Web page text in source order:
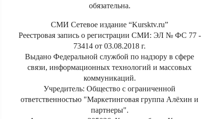
обязательна.
СМИ Сетевое издание “Kursktv.ru”
Реестровая запись о регистрации СМИ: ЭЛ № ФС 77 -
73414 от 03.08.2018 г.
Выдано Федеральной службой по надзору в сфере
связи, информационных технологий и массовых
коммуникаций.
Учредитель: Общество с ограниченной
ответственностью "Маркетинговая группа Алёхин и
партнеры".